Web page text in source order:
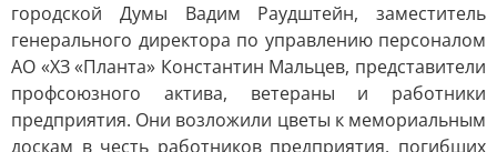
городской Думы Вадим Раудштейн, заместитель
генерального директора по управлению персоналом
АО «ХЗ «Планта» Константин Мальцев, представители
профсоюзного актива, ветераны и работники
предприятия. Они возложили цветы к мемориальным
доскам в честь работников предприятия, погибших